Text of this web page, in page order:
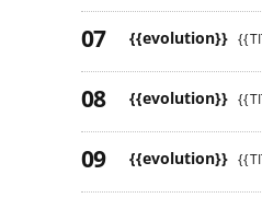
{{evolution}}
{{evolution}}
{{evolution}}